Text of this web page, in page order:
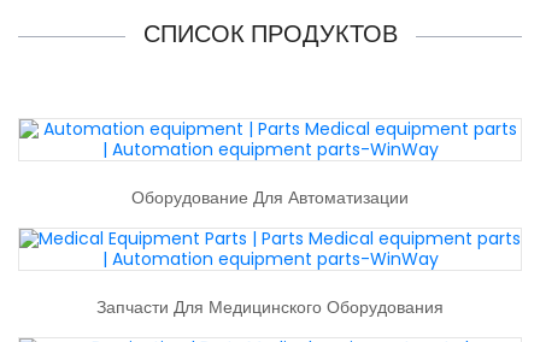
СПИСОК ПРОДУКТОВ
Оборудование Для Автоматизации
Запчасти Для Медицинского Оборудования